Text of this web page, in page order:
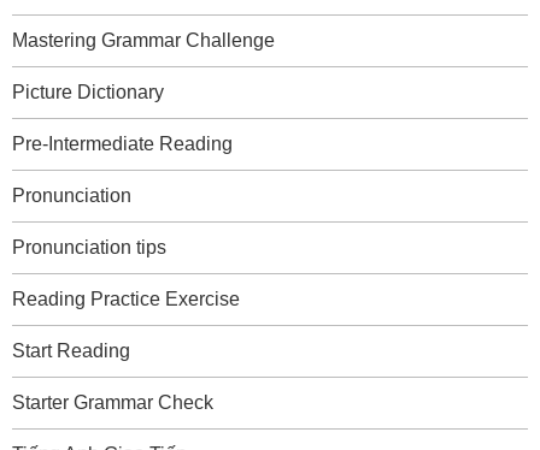
Mastering Grammar Challenge
Picture Dictionary
Pre-Intermediate Reading
Pronunciation
Pronunciation tips
Reading Practice Exercise
Start Reading
Starter Grammar Check